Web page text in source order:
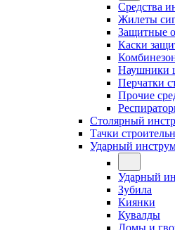
Средства
Жилеты
Защитные
Каски
Наушники
Перчатки
Прочие
Столярный
Тачки
Ударный
Ударный
Зубила
Киянки
Кувалды
Ломы и